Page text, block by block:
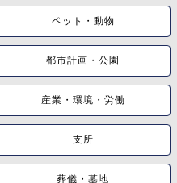
ペット・動物
都市計画・公園
産業・環境・労働
支所
葬儀・墓地